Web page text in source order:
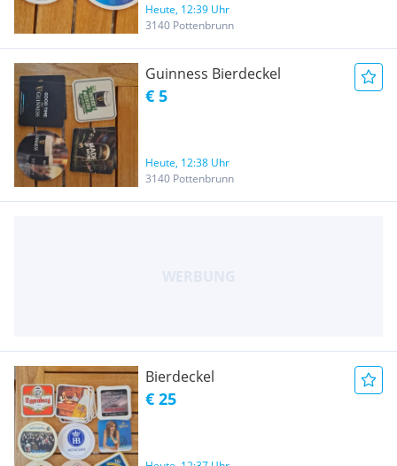
Heute, 12:39 Uhr
3140 Pottenbrunn
Guinness Bierdeckel
€ 5
Heute, 12:38 Uhr
3140 Pottenbrunn
Bierdeckel
€ 25